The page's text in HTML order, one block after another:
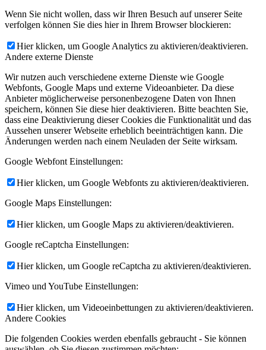
Wenn Sie nicht wollen, dass wir Ihren Besuch auf unserer Seite
verfolgen können Sie dies hier in Ihrem Browser blockieren:
Hier klicken, um Google Analytics zu aktivieren/deaktivieren.
Andere externe Dienste
Wir nutzen auch verschiedene externe Dienste wie Google
Webfonts, Google Maps und externe Videoanbieter. Da diese
Anbieter möglicherweise personenbezogene Daten von Ihnen
speichern, können Sie diese hier deaktivieren. Bitte beachten Sie,
dass eine Deaktivierung dieser Cookies die Funktionalität und das
Aussehen unserer Webseite erheblich beeinträchtigen kann. Die
Änderungen werden nach einem Neuladen der Seite wirksam.
Google Webfont Einstellungen:
Hier klicken, um Google Webfonts zu aktivieren/deaktivieren.
Google Maps Einstellungen:
Hier klicken, um Google Maps zu aktivieren/deaktivieren.
Google reCaptcha Einstellungen:
Hier klicken, um Google reCaptcha zu aktivieren/deaktivieren.
Vimeo und YouTube Einstellungen:
Hier klicken, um Videoeinbettungen zu aktivieren/deaktivieren.
Andere Cookies
Die folgenden Cookies werden ebenfalls gebraucht - Sie können